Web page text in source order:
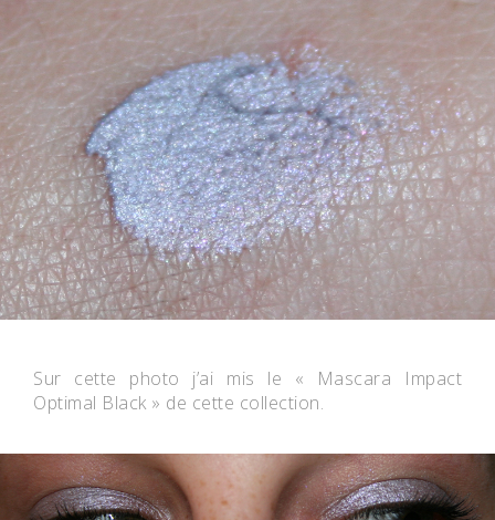
Sur cette photo j’ai mis le « Mascara Impact
Optimal Black » de cette collection.